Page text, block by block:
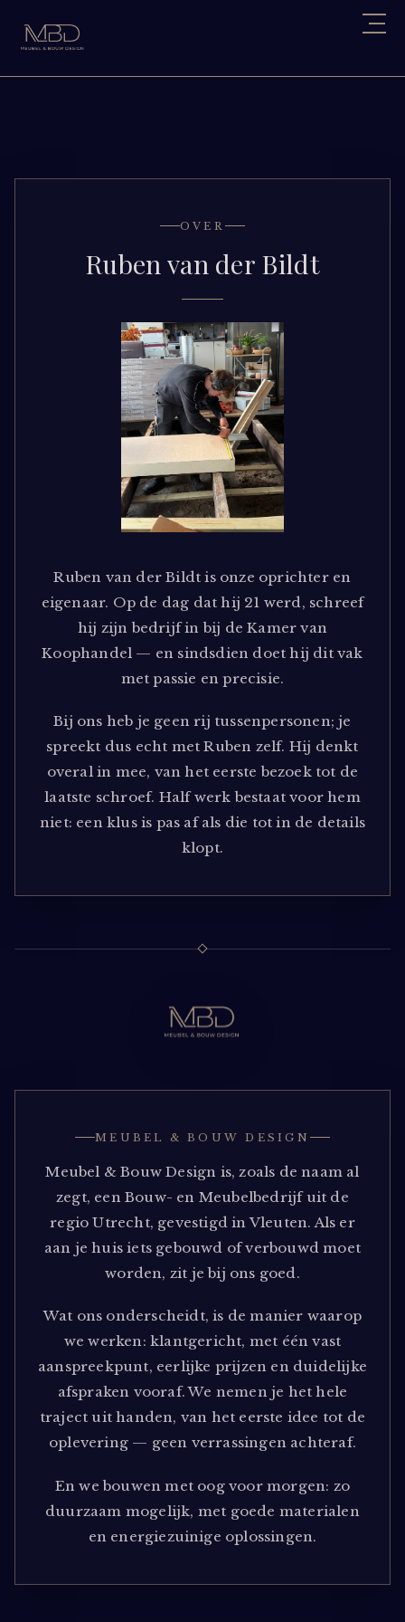
OVER
Ruben van der Bildt
Ruben van der Bildt is onze oprichter en
eigenaar. Op de dag dat hij 21 werd, schreef
hij zijn bedrijf in bij de Kamer van
Koophandel — en sindsdien doet hij dit vak
met passie en precisie.
Bij ons heb je geen rij tussenpersonen; je
spreekt dus echt met Ruben zelf. Hij denkt
overal in mee, van het eerste bezoek tot de
laatste schroef. Half werk bestaat voor hem
niet: een klus is pas af als die tot in de details
klopt.
MEUBEL & BOUW DESIGN
Meubel & Bouw Design is, zoals de naam al
zegt, een Bouw- en Meubelbedrijf uit de
regio Utrecht, gevestigd in Vleuten. Als er
aan je huis iets gebouwd of verbouwd moet
worden, zit je bij ons goed.
Wat ons onderscheidt, is de manier waarop
we werken: klantgericht, met één vast
aanspreekpunt, eerlijke prijzen en duidelijke
afspraken vooraf. We nemen je het hele
traject uit handen, van het eerste idee tot de
oplevering — geen verrassingen achteraf.
En we bouwen met oog voor morgen: zo
duurzaam mogelijk, met goede materialen
en energiezuinige oplossingen.